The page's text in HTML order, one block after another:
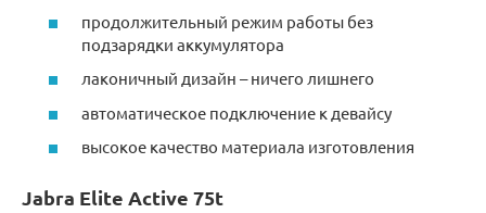
продолжительный режим работы без
подзарядки аккумулятора
лаконичный дизайн – ничего лишнего
автоматическое подключение к девайсу
высокое качество материала изготовления
Jabra Elite Active 75t